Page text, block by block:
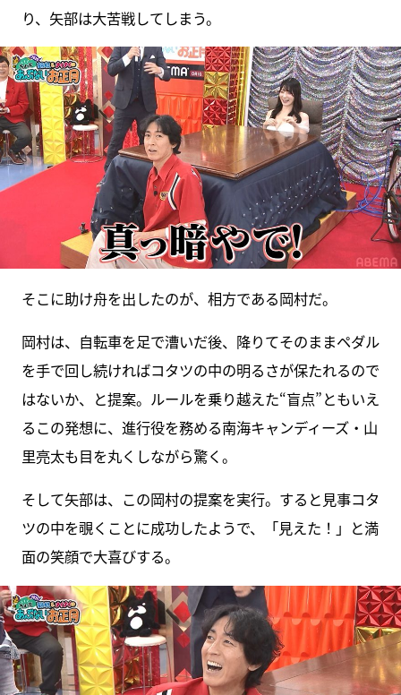
り、矢部は大苦戦してしまう。
そこに助け舟を出したのが、相方である岡村だ。
岡村は、自転車を足で漕いだ後、降りてそのままペダル
を手で回し続ければコタツの中の明るさが保たれるので
はないか、と提案。ルールを乗り越えた“盲点”ともいえ
るこの発想に、進行役を務める南海キャンディーズ・山
里亮太も目を丸くしながら驚く。
そして矢部は、この岡村の提案を実行。すると見事コタ
ツの中を覗くことに成功したようで、「見えた！」と満
面の笑顔で大喜びする。